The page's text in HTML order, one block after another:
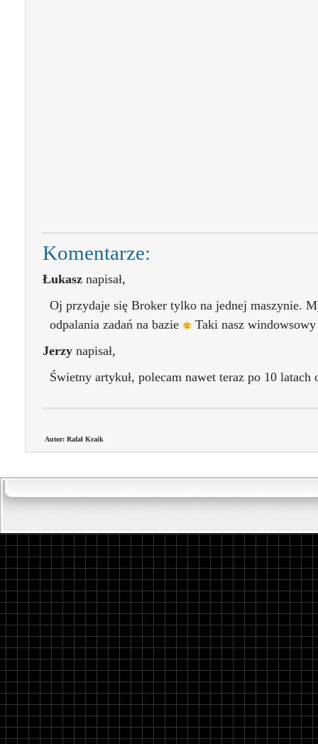
Komentarze:
Łukasz napisał,
Oj przydaje się Broker tylko na jednej maszynie.
odpalania zadań na bazie
Taki nasz
Jerzy napisał,
Świetny artykuł, polecam nawet teraz po 10 latach
Autor: Rafał Kraik